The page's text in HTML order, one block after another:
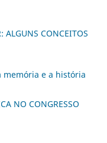
ALGUNS CONCEITOS
memória e a história
NO CONGRESSO